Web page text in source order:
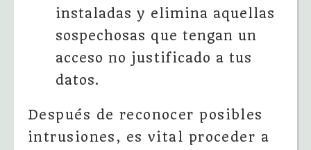
instaladas y elimina aquellas
sospechosas que tengan un
acceso no justificado a tus
datos.
Después de reconocer posibles
intrusiones, es vital proceder a